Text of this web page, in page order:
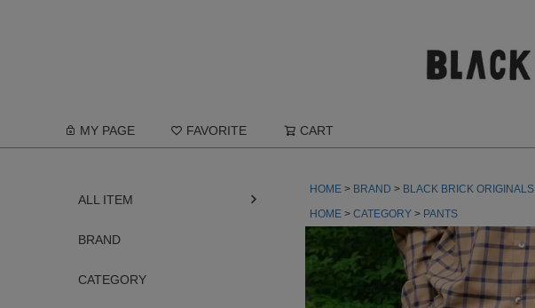
MY PAGE FAVORITE CART
ALL ITEM
BRAND
CATEGORY
HOME BRAND
BLACK BRICK ORIGINALS
HOME
CATEGORY PANTS